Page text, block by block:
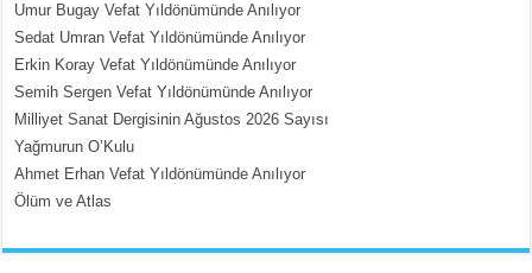
MEHMET ÇOBAN
İçerdeki Put Dışardaki Maskeler...
Umur Bugay Vefat Yıldönümünde Anılıyor
Sedat Umran Vefat Yıldönümünde Anılıyor
Erkin Koray Vefat Yıldönümünde Anılıyor
Semih Sergen Vefat Yıldönümünde Anılıyor
Milliyet Sanat Dergisinin Ağustos 2026 Sayısı
Yağmurun O’Kulu
Ahmet Erhan Vefat Yıldönümünde Anılıyor
Ölüm ve Atlas